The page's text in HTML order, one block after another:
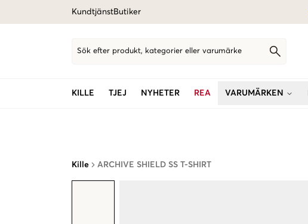
KundtjänstButiker
Sök efter produkt, kategorier eller varumärke
KILLE TJEJ NYHETER REA VARUMÄRKEN
Kille ARCHIVE SHIELD SS T-SHIRT